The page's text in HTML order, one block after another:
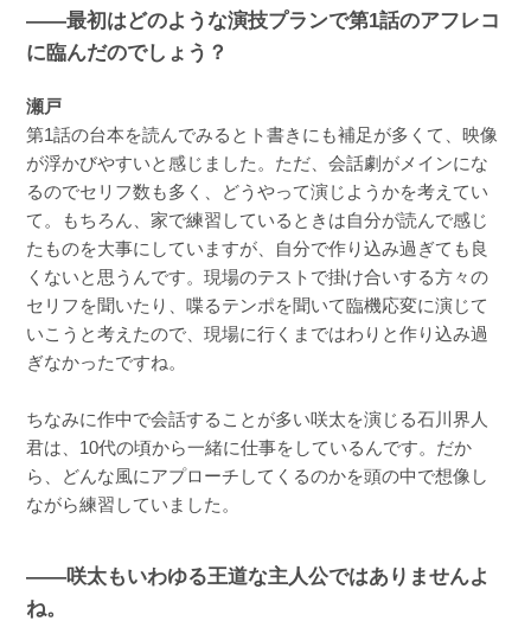
――最初はどのような演技プランで第1話のアフレコ
に臨んだのでしょう？
瀬戸
第1話の台本を読んでみるとト書きにも補足が多くて、映像
が浮かびやすいと感じました。ただ、会話劇がメインにな
るのでセリフ数も多く、どうやって演じようかを考えてい
て。もちろん、家で練習しているときは自分が読んで感じ
たものを大事にしていますが、自分で作り込み過ぎても良
くないと思うんです。現場のテストで掛け合いする方々の
セリフを聞いたり、喋るテンポを聞いて臨機応変に演じて
いこうと考えたので、現場に行くまではわりと作り込み過
ぎなかったですね。
ちなみに作中で会話することが多い咲太を演じる石川界人
君は、10代の頃から一緒に仕事をしているんです。だか
ら、どんな風にアプローチしてくるのかを頭の中で想像し
ながら練習していました。
――咲太もいわゆる王道な主人公ではありませんよ
ね。